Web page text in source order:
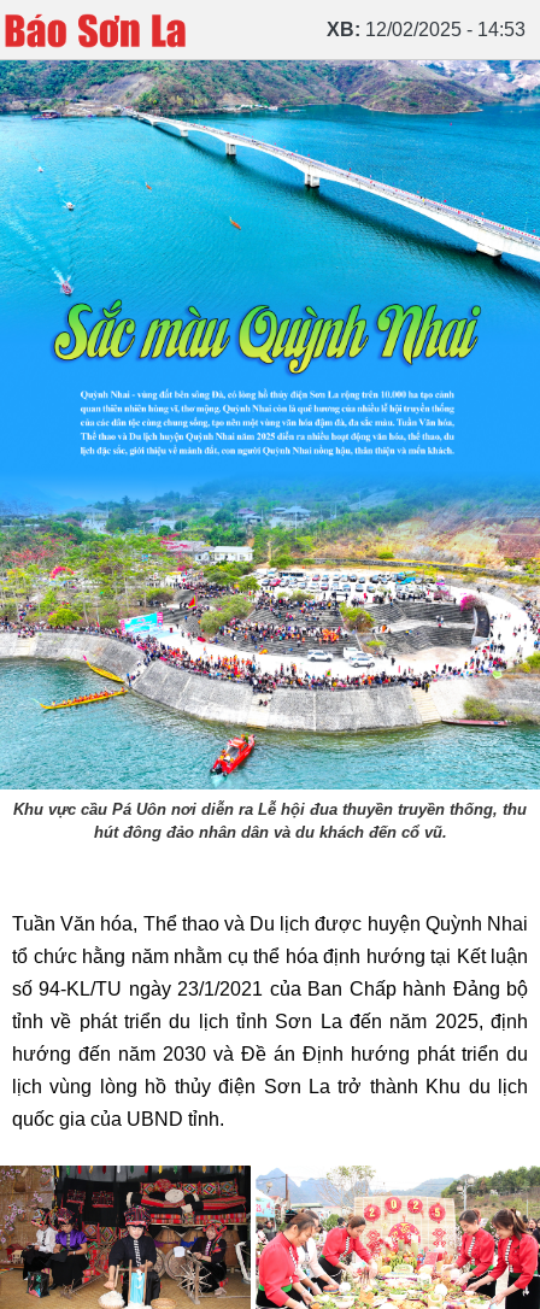
XB: 12/02/2025 - 14:53
Khu vực cầu Pá Uôn nơi diễn ra Lễ hội đua thuyền truyền thống, thu
hút đông đảo nhân dân và du khách đến cổ vũ.
Tuần Văn hóa, Thể thao và Du lịch được huyện Quỳnh Nhai
tổ chức hằng năm nhằm cụ thể hóa định hướng tại Kết luận
số 94-KL/TU ngày 23/1/2021 của Ban Chấp hành Đảng bộ
tỉnh về phát triển du lịch tỉnh Sơn La đến năm 2025, định
hướng đến năm 2030 và Đề án Định hướng phát triển du
lịch vùng lòng hồ thủy điện Sơn La trở thành Khu du lịch
quốc gia của UBND tỉnh.